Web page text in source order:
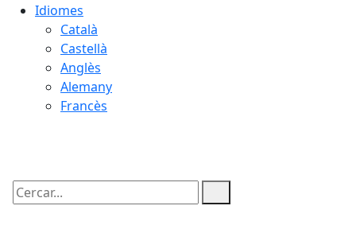
Idiomes
Català
Castellà
Anglès
Alemany
Francès
Cercar: